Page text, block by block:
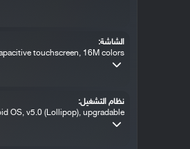
الشاشة:
touchscreen, 16M colors ...
نظام التشغيل:
OS, v5.0 (Lollipop), upgradable ...